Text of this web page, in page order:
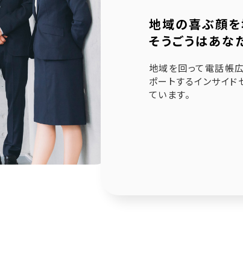
未来創造企業更新認定式典
奈良県社会福祉協議会へ寄附金寄贈
産学官金連携による「Discovery IBARAKI」が発刊さ
赤穂市版「わたしの終活覚書」が神戸新聞に掲載されま
エンディングノート「わたしの終活覚書」書き方講座開催
赤穂市エンディングノート「わたしの終活覚書」発刊式に
地域の喜ぶ顔を
そうごうはあな
地域を回って電話帳
ポートするインサイ
ています。